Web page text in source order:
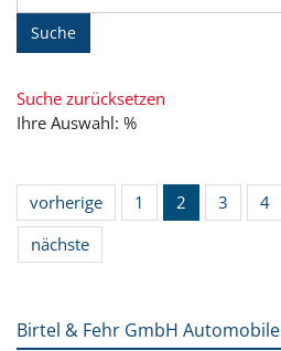
Suche
Suche zurücksetzen
Ihre Auswahl: %
vorherige 1 2 3 4
nächste
Birtel & Fehr GmbH Automobile